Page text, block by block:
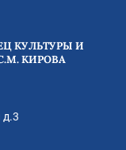
КУЛЬТУРЫ И
КИРОВА
д.3